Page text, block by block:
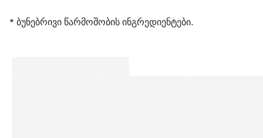
* ბუნებრივი წარმოშობის ინგრედიენტები.